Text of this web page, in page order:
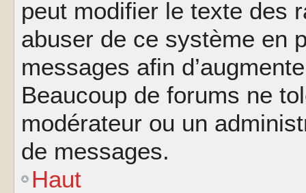
peut modifier le texte des
abuser de ce système en
messages afin
Beaucoup de forums ne
modérateur ou un
de messages.
Haut